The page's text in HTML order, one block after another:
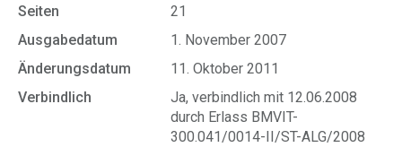
Seiten
21
Ausgabedatum
1. November 2007
Änderungsdatum
11. Oktober 2011
Verbindlich
Ja, verbindlich mit 12.06.2008
durch Erlass BMVIT-
300.041/0014-II/ST-ALG/2008